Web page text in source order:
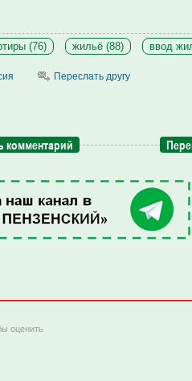
(76) жильё (88) ввод
Переслать другу
комментарий
оценить